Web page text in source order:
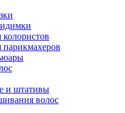
парикмахеров
и штативы
волос